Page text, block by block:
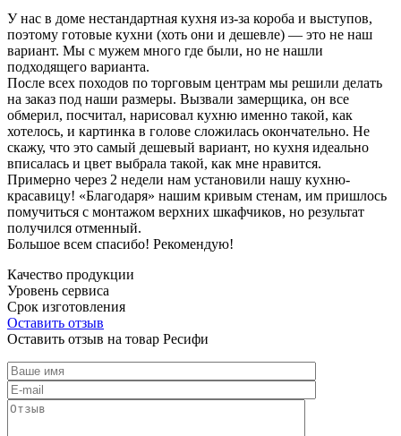
У нас в доме нестандартная кухня из-за короба и выступов,
поэтому готовые кухни (хоть они и дешевле) — это не наш
вариант. Мы с мужем много где были, но не нашли
подходящего варианта.
После всех походов по торговым центрам мы решили делать
на заказ под наши размеры. Вызвали замерщика, он все
обмерил, посчитал, нарисовал кухню именно такой, как
хотелось, и картинка в голове сложилась окончательно. Не
скажу, что это самый дешевый вариант, но кухня идеально
вписалась и цвет выбрала такой, как мне нравится.
Примерно через 2 недели нам установили нашу кухню-
красавицу! «Благодаря» нашим кривым стенам, им пришлось
помучиться с монтажом верхних шкафчиков, но результат
получился отменный.
Большое всем спасибо! Рекомендую!
Качество продукции
Уровень сервиса
Срок изготовления
Оставить отзыв
Оставить отзыв на товар Ресифи